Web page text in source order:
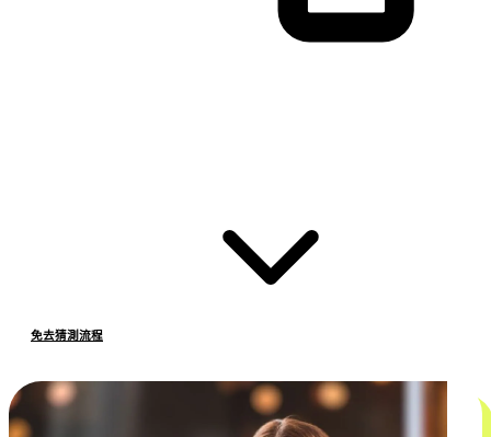
免去猜測流程